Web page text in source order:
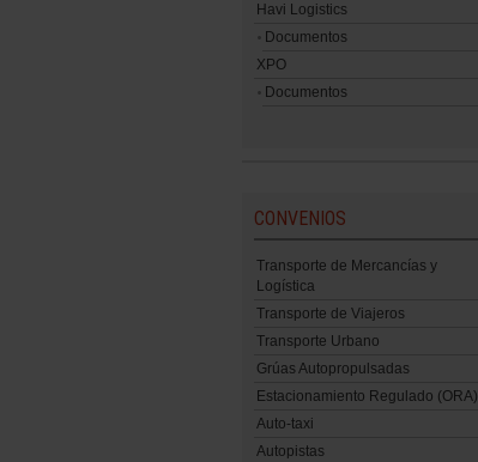
Havi Logistics
Documentos
XPO
Documentos
CONVENIOS
Transporte de Mercancías y
Logística
Transporte de Viajeros
Transporte Urbano
Grúas Autopropulsadas
Estacionamiento Regulado (ORA)
Auto-taxi
Autopistas